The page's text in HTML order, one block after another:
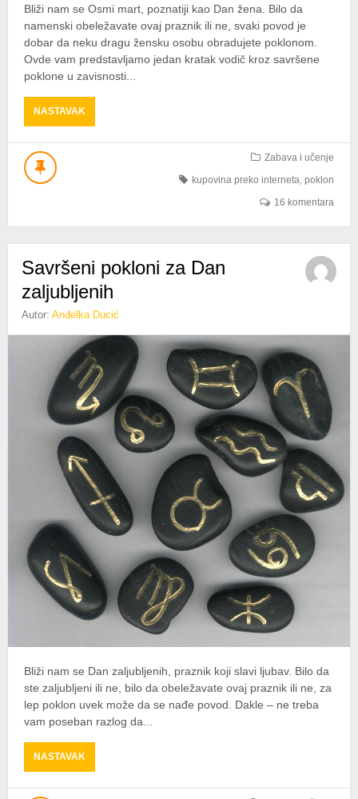
Bliži nam se Osmi mart, poznatiji kao Dan žena. Bilo da
namenski obeležavate ovaj praznik ili ne, svaki povod je
dobar da neku dragu žensku osobu obradujete poklonom.
Ovde vam predstavljamo jedan kratak vodič kroz savršene
poklone u zavisnosti...
NASTAVAKABOUT
ODABERITE
PRAVI
Zabava i učenje
kupovina preko interneta ,poklon
16 komentara
Savršeni pokloni za Dan
zaljubljenih
Autor:Anđelka Ducić
Bliži nam se Dan zaljubljenih, praznik koji slavi ljubav. Bilo da
ste zaljubljeni ili ne, bilo da obeležavate ovaj praznik ili ne, za
lep poklon uvek može da se nađe povod. Dakle – ne treba
vam poseban razlog da...
NASTAVAKABOUT
SAVRŠENI
POKLONI